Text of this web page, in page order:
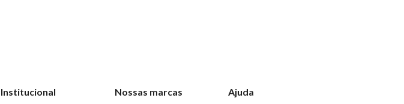
Institucional Nossas marcas Ajuda